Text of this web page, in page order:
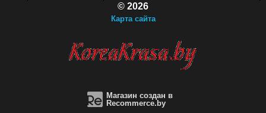
© 2026
Карта сайта
Магазин создан в
Recommerce.by